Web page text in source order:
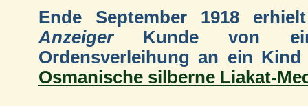
Ende September 1918
AnzeigerKunde von
Ordensverleihung an ein
Osmanische silberne Liakat-